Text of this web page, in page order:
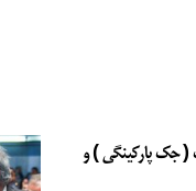
( جک پارکینگی ) و